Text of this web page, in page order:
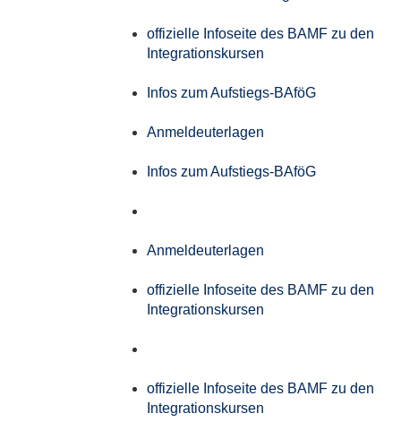
offizielle Infoseite des BAMF zu den
Integrationskursen
Infos zum Aufstiegs-BAföG
Anmeldeuterlagen
Infos zum Aufstiegs-BAföG
Anmeldeuterlagen
offizielle Infoseite des BAMF zu den
Integrationskursen
offizielle Infoseite des BAMF zu den
Integrationskursen